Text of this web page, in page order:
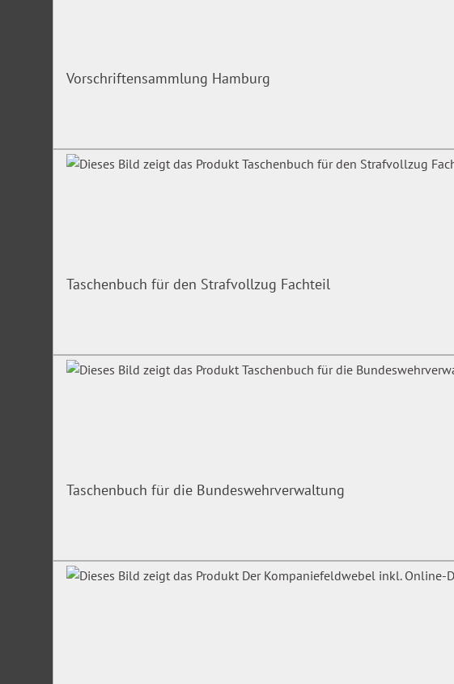
Vorschriftensammlung Hamburg
Taschenbuch für den Strafvollzug Fachteil
Taschenbuch für die Bundeswehrverwaltung